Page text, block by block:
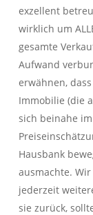
exzellent
wirklich um
gesamte
Aufwand
erwähnen,
Immobilie (die
sich beinahe
Hausbank
ausmachte.
jederzeit
sie zurück,